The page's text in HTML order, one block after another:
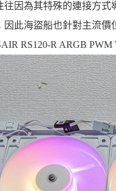
因為其特殊的連接方
此海盜船也針對主流
RS120-R ARGB PWM